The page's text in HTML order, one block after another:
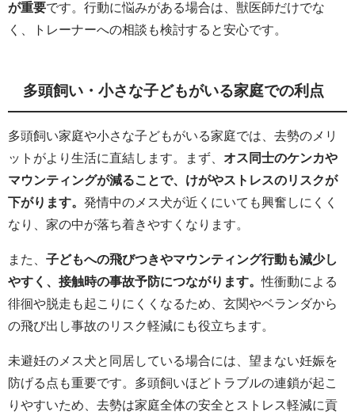
が重要です。行動に悩みがある場合は、獣医師だけでな
く、トレーナーへの相談も検討すると安心です。
多頭飼い・小さな子どもがいる家庭での利点
多頭飼い家庭や小さな子どもがいる家庭では、去勢のメリ
ットがより生活に直結します。まず、 オス同士のケンカや
マウンティングが減ることで、けがやストレスのリスクが
下がります。 発情中のメス犬が近くにいても興奮しにくく
なり、家の中が落ち着きやすくなります。
また、 子どもへの飛びつきやマウンティング行動も減少し
やすく、接触時の事故予防につながります。性衝動による
徘徊や脱走も起こりにくくなるため、玄関やベランダから
の飛び出し事故のリスク軽減にも役立ちます。
未避妊のメス犬と同居している場合には、望まない妊娠を
防げる点も重要です。多頭飼いほどトラブルの連鎖が起こ
りやすいため、去勢は家庭全体の安全とストレス軽減に貢